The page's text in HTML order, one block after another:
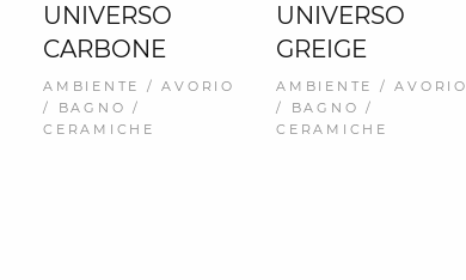
UNIVERSO
CARBONE
AMBIENTE / AVORIO
/ BAGNO /
CERAMICHE
UNIVERSO
GREIGE
AMBIENTE / AVORIO
/ BAGNO /
CERAMICHE